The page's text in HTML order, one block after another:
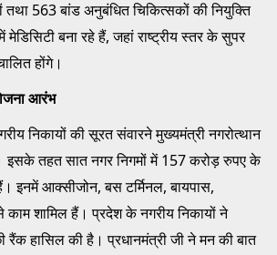
तथा 563 बांड अनुबंधित चिकित्सकों की नियुक्ति
मेडिसिटी बना रहे हैं, जहां राष्ट्रीय स्तर के सुपर
होंगे।
आरंभ
निकायों की सूरत संवारने मुख्यमंत्री नगरोत्थान
इसके तहत सात नगर निगमों में 157 करोड़ रुपए के
इनमें आक्सीजोन, बस टर्मिनल, बायपास,
काम शामिल हैं। प्रदेश के नगरीय निकायों ने
रैंक हासिल की है। प्रधानमंत्री जी ने मन की बात